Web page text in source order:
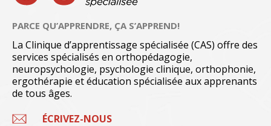
PARCE QU’APPRENDRE, ÇA S’APPREND!
La Clinique d’apprentissage spécialisée (CAS) offre des
services spécialisés en orthopédagogie,
neuropsychologie, psychologie clinique, orthophonie,
ergothérapie et éducation spécialisée aux apprenants
de tous âges.
ÉCRIVEZ-NOUS